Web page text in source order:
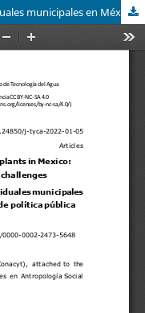
Plantas de tratamiento de aguas residuales municipales en México: diagnóstico y desafíos de política pública